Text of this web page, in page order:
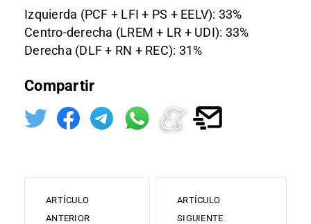
Izquierda (PCF + LFI + PS + EELV): 33%
Centro-derecha (LREM + LR + UDI): 33%
Derecha (DLF + RN + REC): 31%
Compartir
ARTÍCULO
ANTERIOR
ARTÍCULO
SIGUIENTE